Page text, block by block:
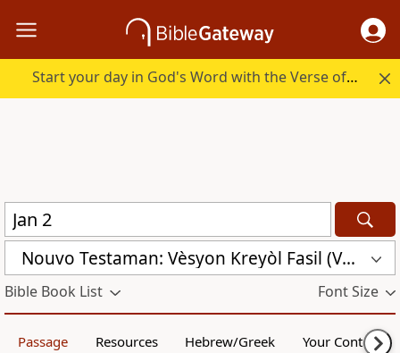
Start your day in God's Word with the Verse of the Day.
Nouvo Testaman: Vèsyon Kreyòl Fasil (VKF)
Bible Book List Font Size
Passage Resources Hebrew/Greek Your Content